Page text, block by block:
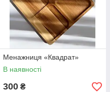
Менажниця «Квадрат»
В наявності
300 ₴